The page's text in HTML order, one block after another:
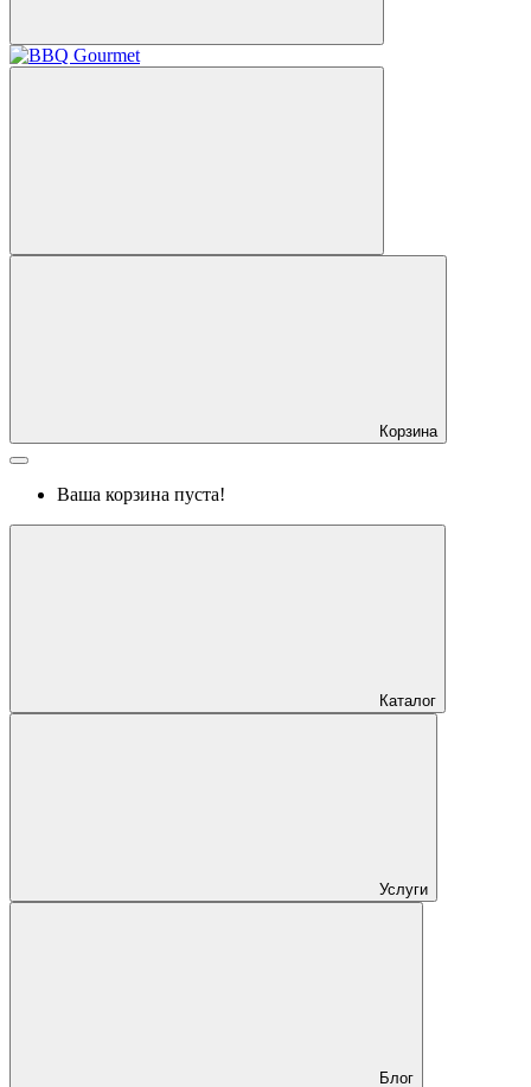
Корзина
Ваша корзина пуста!
Каталог
Услуги
Блог